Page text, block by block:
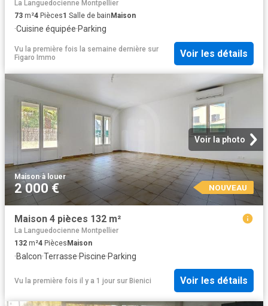
La Languedocienne Montpellier
73 m²4 Pièces1 Salle de bain Maison
·Cuisine équipée·Parking
Vu la première fois la semaine dernière sur
Figaro Immo
Voir les détails
Voir la photo
Maison·à louer
2 000 € NOUVEAU
Maison 4 pièces 132 m²
La Languedocienne Montpellier
132 m²4 Pièces Maison
·Balcon·Terrasse·Piscine·Parking
Vu la première fois il y a 1 jour sur Bienici Voir les détails